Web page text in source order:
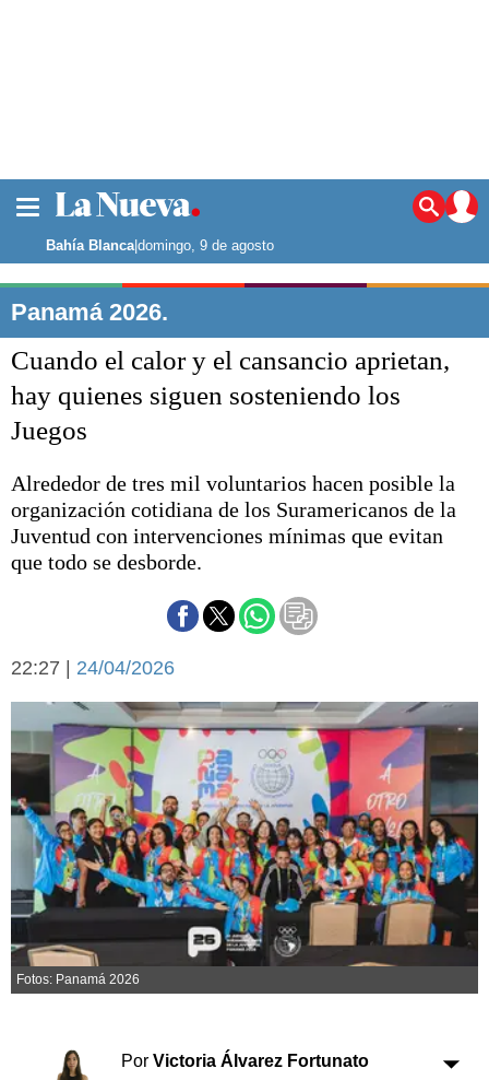
Noticias
La ciudad
Punta Alta
El mundo
Deportes
Liga del Sur
Básquetbol
Fútbol
Cines
Economía y campo
Espacio empresas
Sociedad y tiempo
libre
Sociedad
Tecnología
Turismo
Salud
Es viral
El tiempo
Cartón Lleno
Fúnebres
Clasificados
Suplementos
Bahía Blanca|domingo, 9 de agosto
Panamá 2026.
Cuando el calor y el cansancio aprietan,
hay quienes siguen sosteniendo los
Juegos
Alrededor de tres mil voluntarios hacen posible la
organización cotidiana de los Suramericanos de la
Juventud con intervenciones mínimas que evitan
que todo se desborde.
22:27 | 24/04/2026
Fotos: Panamá 2026
Por Victoria Álvarez Fortunato